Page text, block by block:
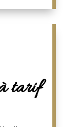
tarif